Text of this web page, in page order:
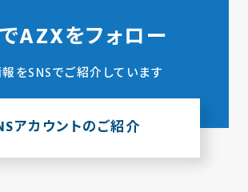
AZXをフォロー
をSNSでご紹介しています
アカウントのご紹介